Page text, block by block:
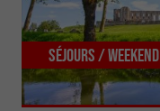
Séjours / Weekend